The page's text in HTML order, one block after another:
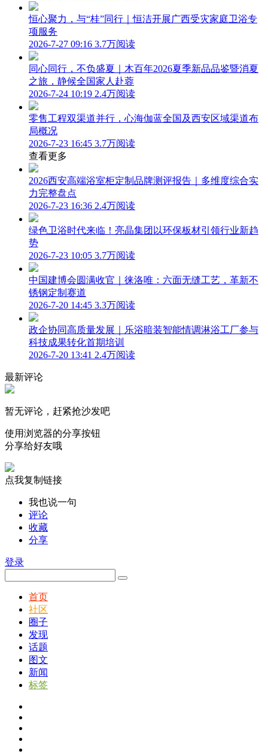
恒心聚力，与“桂”同行｜恒洁开展广西受灾家庭卫浴专
项服务
2026-7-27 09:16 3.7万阅读
同心同行，不负盛夏｜木百年2026夏季新品品鉴暨消夏
之旅，静候全国家人赴蓉
2026-7-24 10:19 2.4万阅读
零售工程双渠道并行，心海伽蓝全国及西安区域渠道布
局概况
2026-7-23 16:45 3.7万阅读
查看更多
2026西安高端浴室柜定制品牌测评报告｜多维度综合实
力完整盘点
2026-7-23 16:36 2.4万阅读
绿色卫浴时代来临！亮晶集团以环保板材引领行业新趋
势
2026-7-23 10:05 3.7万阅读
中国建博会圆满收官｜徕洛唯：六面无缝工艺，革新不
锈钢定制赛道
2026-7-20 14:45 3.3万阅读
政企协同高质量发展｜乐浴暗装智能情调淋浴工厂参与
科技成果转化首期培训
2026-7-20 13:41 2.4万阅读
最新评论
暂无评论，赶紧抢沙发吧
使用浏览器的分享按钮
分享给好友哦
点我复制链接
我也说一句
评论
收藏
分享
登录
首页
社区
圈子
发现
话题
图文
新闻
标签